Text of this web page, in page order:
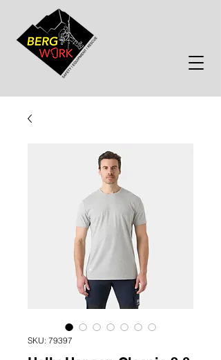
SKU: 79397